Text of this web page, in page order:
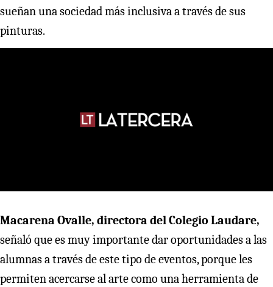
sueñan una sociedad más inclusiva a través de sus
pinturas.
Macarena Ovalle, directora del Colegio Laudare,
señaló que es muy importante dar oportunidades a las
alumnas a través de este tipo de eventos, porque les
permiten acercarse al arte como una herramienta de